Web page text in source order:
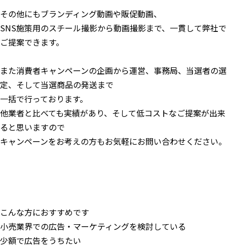
その他にもブランディング動画や販促動画、
SNS施策用のスチール撮影から動画撮影まで、一貫して弊社で
ご提案できます。
また消費者キャンペーンの企画から運営、事務局、当選者の選
定、そして当選商品の発送まで
一括で行っております。
他業者と比べても実績があり、そして低コストなご提案が出来
ると思いますので
キャンペーンをお考えの方もお気軽にお問い合わせください。
こんな方におすすめです
小売業界での広告・マーケティングを検討している
少額で広告をうちたい